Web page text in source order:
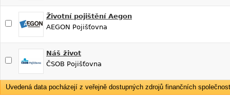
Životní pojištění Aegon
AEGON Pojišťovna
Náš život
ČSOB Pojišťovna
Uvedená data pocházejí z veřejně dostupných zdrojů finančních